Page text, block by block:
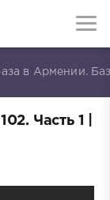
в Армении.
Часть 1 |